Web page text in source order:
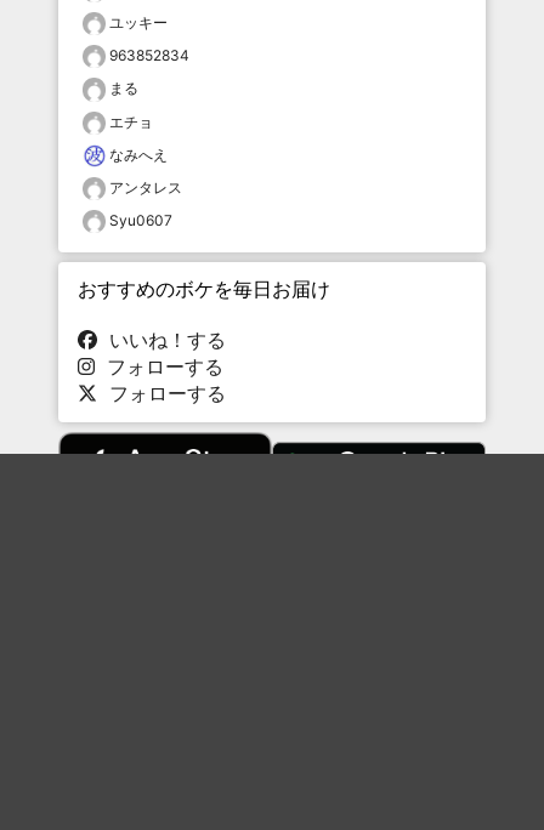
ユッキー
963852834
まる
エチョ
なみへえ
アンタレス
Syu0607
おすすめのボケを毎日お届け
いいね！する
フォローする
フォローする